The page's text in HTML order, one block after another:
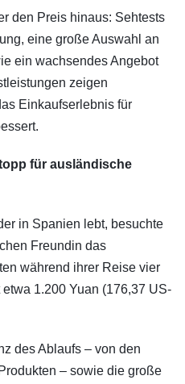
den Preis hinaus: Sehtests
eine große Auswahl an
ein wachsendes Angebot
zeigen
Einkaufserlebnis für
für ausländische
in Spanien lebt, besuchte
Freundin das
während ihrer Reise vier
1.200 Yuan (176,37 US-
des Ablaufs – von den
– sowie die große